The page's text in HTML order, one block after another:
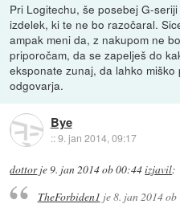
Pri Logitechu, še posebej G-
izdelek, ki te ne bo razočaral.
ampak meni da, z nakupom ne
priporočam, da se zapelješ do
eksponate zunaj, da lahko
odgovarja.
Bye
::9. jan 2014, 09:17
dottorje9. jan 2014 ob 00:44izjavil:
TheForbiden1 je8. jan 2014 ob